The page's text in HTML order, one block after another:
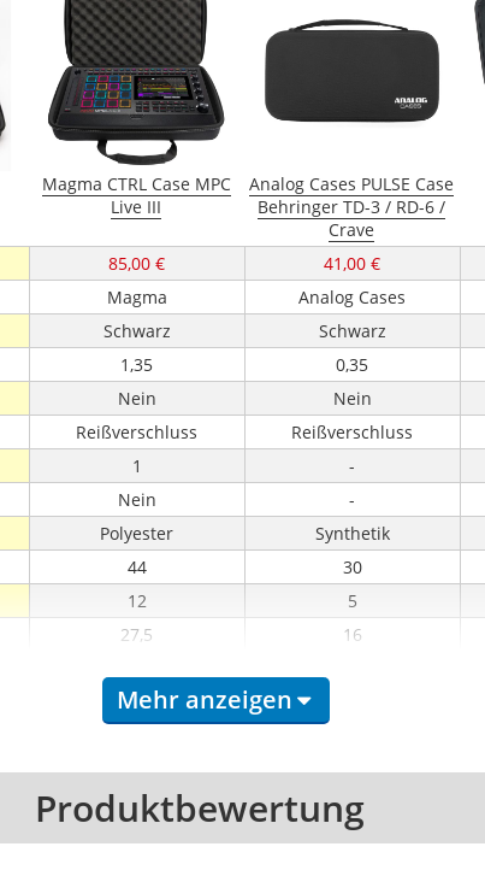
Magma CTRL Case MPC
Live III
Analog Cases PULSE Case
Behringer TD-3 / RD-6 /
Crave
85,00 €
41,00 €
Magma
Analog Cases
Schwarz
Schwarz
1,35
0,35
Nein
Nein
Reißverschluss
Reißverschluss
1
-
Nein
-
Polyester
Synthetik
44
30
12
5
27,5 16
Mehr anzeigen
Produktbewertung